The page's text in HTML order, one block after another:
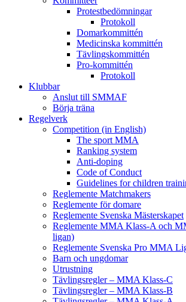
Protestbedömningar
Protokoll
Domarkommittén
Medicinska kommittén
Tävlingskommittén
Pro-kommittén
Protokoll
Klubbar
Anslut till SMMAF
Börja träna
Regelverk
Competition (in English)
The sport MMA
Ranking system
Anti-doping
Code of Conduct
Guidelines for children
Reglemente Matchmakers
Reglemente för domare
Reglemente Svenska Mästerskapet
Reglemente MMA Klass-A och
ligan)
Reglemente Svenska Pro MMA
Barn och ungdomar
Utrustning
Tävlingsregler – MMA Klass-C
Tävlingsregler – MMA Klass-B